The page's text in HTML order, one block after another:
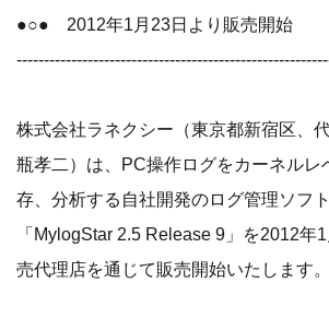
●○● 2012年1月23日より販売開始
株式会社ラネクシー（東京都新宿区、
瓶孝二）は、PC操作ログをカーネルレ
存、分析する自社開発のログ管理ソフ
「MylogStar 2.5 Release 9」を2012年
売代理店を通じて販売開始いたします。